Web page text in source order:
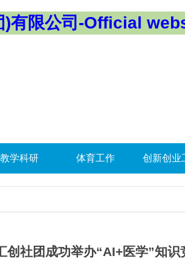
)有限公司-Official
教学科研 体育工作 创新创业
创社团成功举办“AI+医学”知识